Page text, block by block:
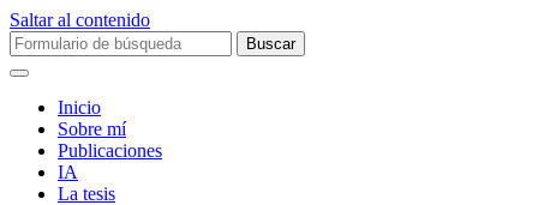
Saltar al contenido
Buscar:
Inicio
Sobre mí­
Publicaciones
IA
La tesis